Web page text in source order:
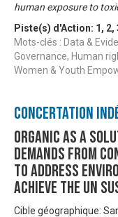
human exposure to
Piste(s) d'Action: 1 , 2,
Mots-clés : Data &
Governance, Human
Women & Youth
Concertation
Organic as a
demands from
to address
achieve the UN
Cible géographique: